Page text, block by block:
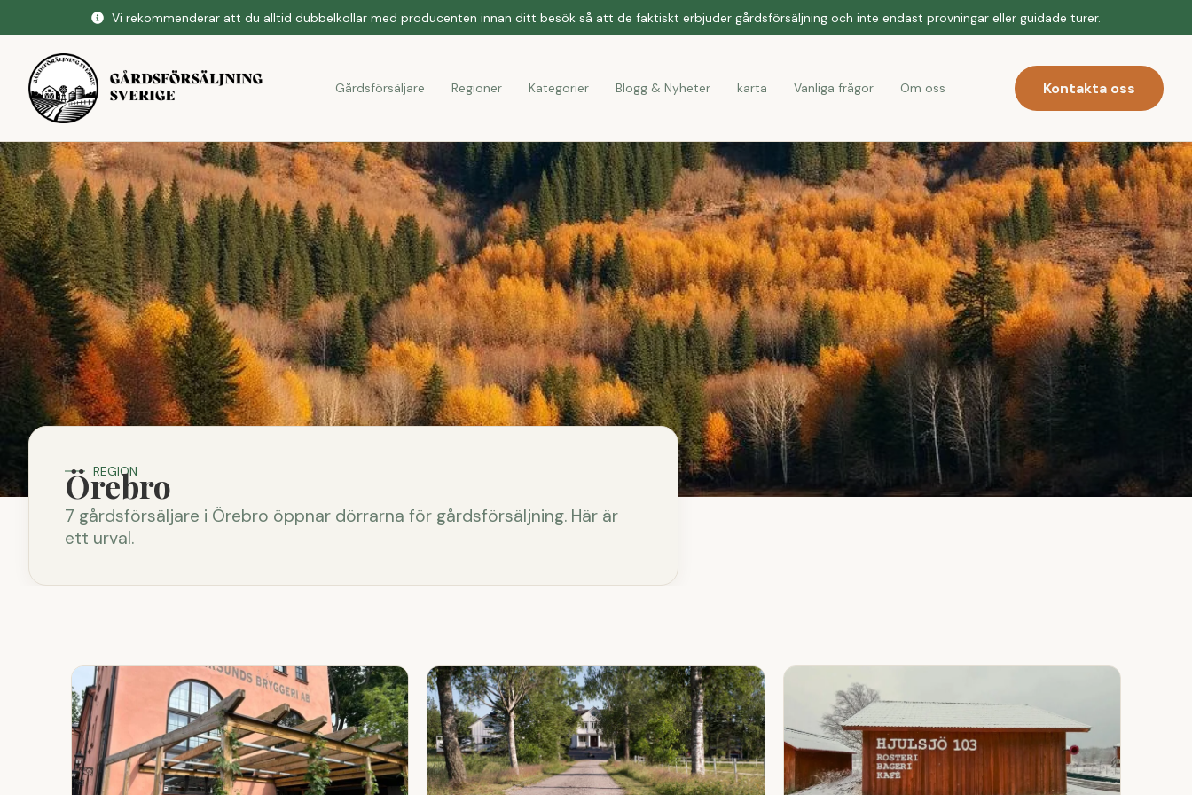
Vi rekommenderar att du alltid dubbelkollar med producenten innan ditt besök så att de faktiskt erbjuder gårdsförsäljning och inte endast provningar eller guidade turer.
Gårdsförsäljare Regioner Kategorier Blogg & Nyheter karta Vanliga frågor Om oss Kontakta oss
REGION
Örebro
7 gårdsförsäljare i Örebro öppnar dörrarna för gårdsförsäljning. Här är
ett urval.